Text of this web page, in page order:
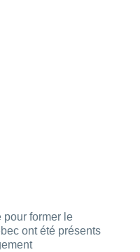
pour former le
ont été présents